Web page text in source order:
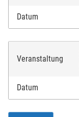
Datum
Veranstaltung
Datum